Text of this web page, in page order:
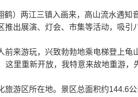
鹤）两江三镇入画来，高山流水遇
出展演、灯会、市集等活动，吸引
前来游玩，兴致勃勃地乘电梯登上
这里重新开放，我特意来故地重游
旅游区所在地。景区总面积约144.6